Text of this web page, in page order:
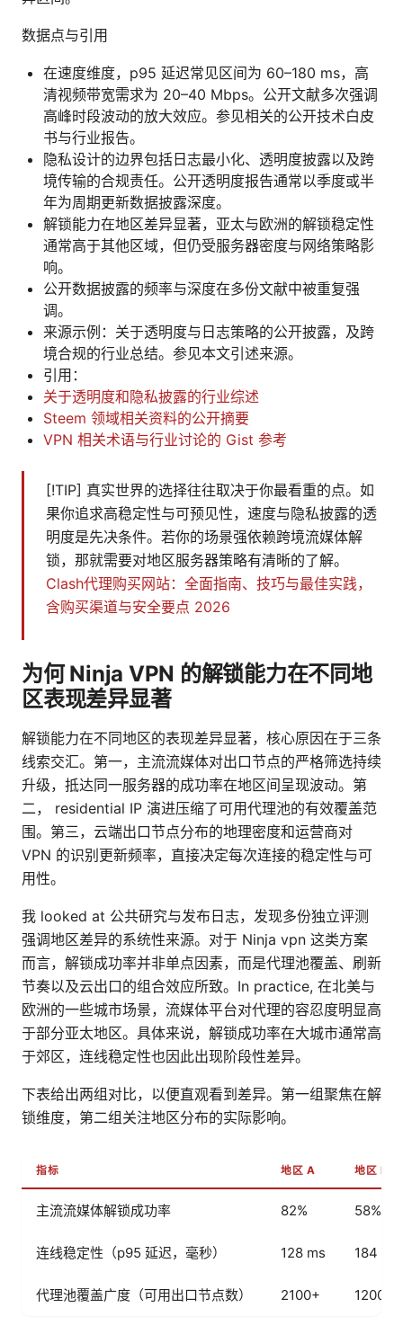
数据点与引用
在速度维度，p95 延迟常见区间为 60–180 ms，高
清视频带宽需求为 20–40 Mbps。公开文献多次强调
高峰时段波动的放大效应。参见相关的公开技术白皮
书与行业报告。
隐私设计的边界包括日志最小化、透明度披露以及跨
境传输的合规责任。公开透明度报告通常以季度或半
年为周期更新数据披露深度。
解锁能力在地区差异显著，亚太与欧洲的解锁稳定性
通常高于其他区域，但仍受服务器密度与网络策略影
响。
公开数据披露的频率与深度在多份文献中被重复强
调。
来源示例：关于透明度与日志策略的公开披露，及跨
境合规的行业总结。参见本文引述来源。
引用：
关于透明度和隐私披露的行业综述
Steem 领域相关资料的公开摘要
VPN 相关术语与行业讨论的 Gist 参考
[!TIP] 真实世界的选择往往取决于你最看重的点。如
果你追求高稳定性与可预见性，速度与隐私披露的透
明度是先决条件。若你的场景强依赖跨境流媒体解
锁，那就需要对地区服务器策略有清晰的了解。
Clash代理购买网站：全面指南、技巧与最佳实践，
含购买渠道与安全要点 2026
为何 Ninja VPN 的解锁能力在不同地
区表现差异显著
解锁能力在不同地区的表现差异显著，核心原因在于三条
线索交汇。第一，主流流媒体对出口节点的严格筛选持续
升级，抵达同一服务器的成功率在地区间呈现波动。第
二， residential IP 演进压缩了可用代理池的有效覆盖范
围。第三，云端出口节点分布的地理密度和运营商对
VPN 的识别更新频率，直接决定每次连接的稳定性与可
用性。
我 looked at 公共研究与发布日志，发现多份独立评测
强调地区差异的系统性来源。对于 Ninja vpn 这类方案
而言，解锁成功率并非单点因素，而是代理池覆盖、刷新
节奏以及云出口的组合效应所致。In practice, 在北美与
欧洲的一些城市场景，流媒体平台对代理的容忍度明显高
于部分亚太地区。具体来说，解锁成功率在大城市通常高
于郊区，连线稳定性也因此出现阶段性差异。
下表给出两组对比，以便直观看到差异。第一组聚焦在解
锁维度，第二组关注地区分布的实际影响。
指标 地区 A 地区 B
主流流媒体解锁成功率 82% 58%
连线稳定性（p95 延迟，毫秒） 128 ms 184 ms
代理池覆盖广度（可用出口节点数） 2100+ 1200+